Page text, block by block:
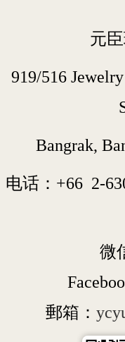
元
919/516
Bangrak,
电话：+66 2-
微
郵箱：